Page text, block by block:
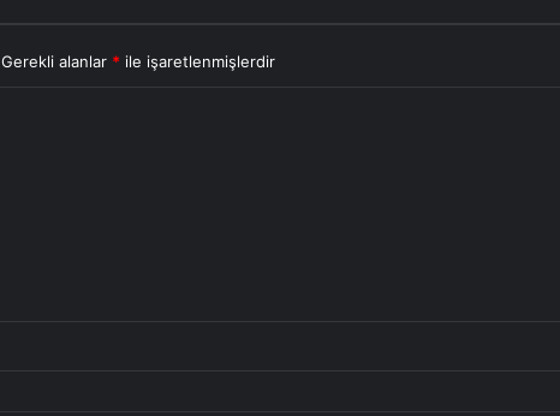
Gerekli alanlar * ile işaretlenmişlerdir